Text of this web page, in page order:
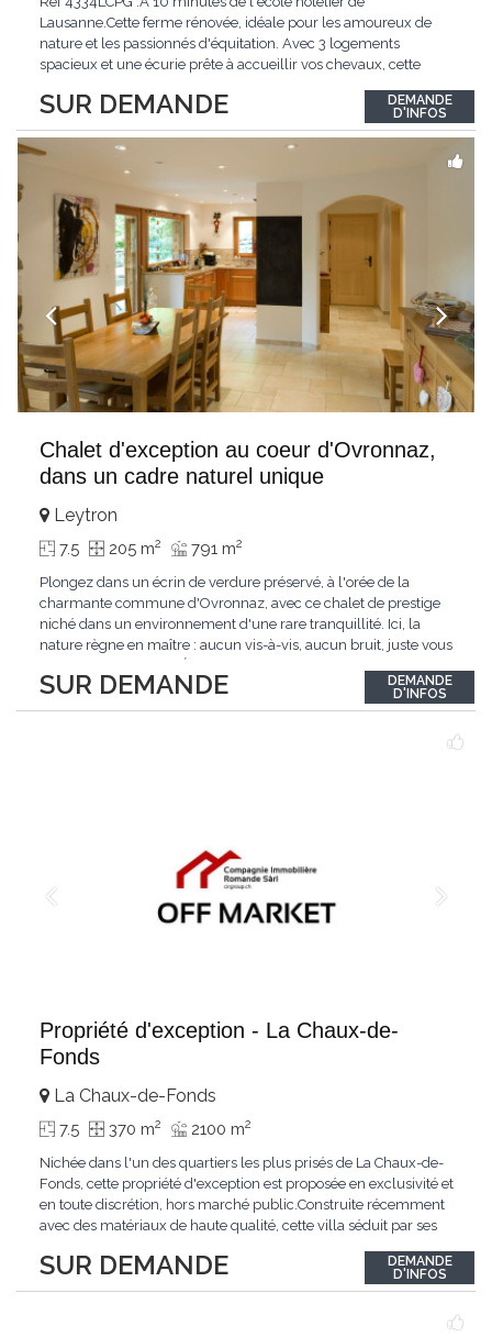
SUR DEMANDE
Lausanne.Cette ferme rénovée, idéale pour les amoureux de
nature et les passionnés d'équitation. Avec 3 logements
spacieux et une écurie prête à accueillir vos chevaux, cette
authentique et confort moderne. - 3 logements confortables :
duplex 2,5 pièces, duplex 4,5 pièces avec...
DEMANDE
D'INFOS
Chalet d'exception au coeur d'Ovronnaz,
dans un cadre naturel unique
SUR DEMANDE
Leytron
7.5 205 m2 791 m2
Plongez dans un écrin de verdure préservé, à l'orée de la
charmante commune d'Ovronnaz, avec ce chalet de prestige
niché dans un environnement d'une rare tranquillité. Ici, la
nature règne en maître : aucun vis-à-vis, aucun bruit, juste vous
par ses finitions de très haut standing et ses matériaux nobles.
Le bois de mélèze...
DEMANDE
D'INFOS
Propriété d'exception - La Chaux-de-
Fonds
SUR DEMANDE
La Chaux-de-Fonds
7.5 370 m2 2100 m2
Nichée dans l'un des quartiers les plus prisés de La Chaux-de-
Fonds, cette propriété d'exception est proposée en exclusivité et
en toute discrétion, hors marché public.Construite récemment
avec des matériaux de haute qualité, cette villa séduit par ses
remarquable.L'espace de vie s'ouvre sur un jardin avec piscine,
un véritable...
DEMANDE
D'INFOS